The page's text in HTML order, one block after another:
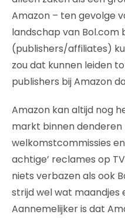
Amazon – ten gevolge
landschap van Bol.com
(publishers/affiliates)
zou dat kunnen leiden
publishers bij Amazon
Amazon kan altijd nog
markt binnen denderen
welkomstcommissies
achtige’ reclames op
niets verbazen als ook
strijd wel wat maandjes
Aannemelijker is dat